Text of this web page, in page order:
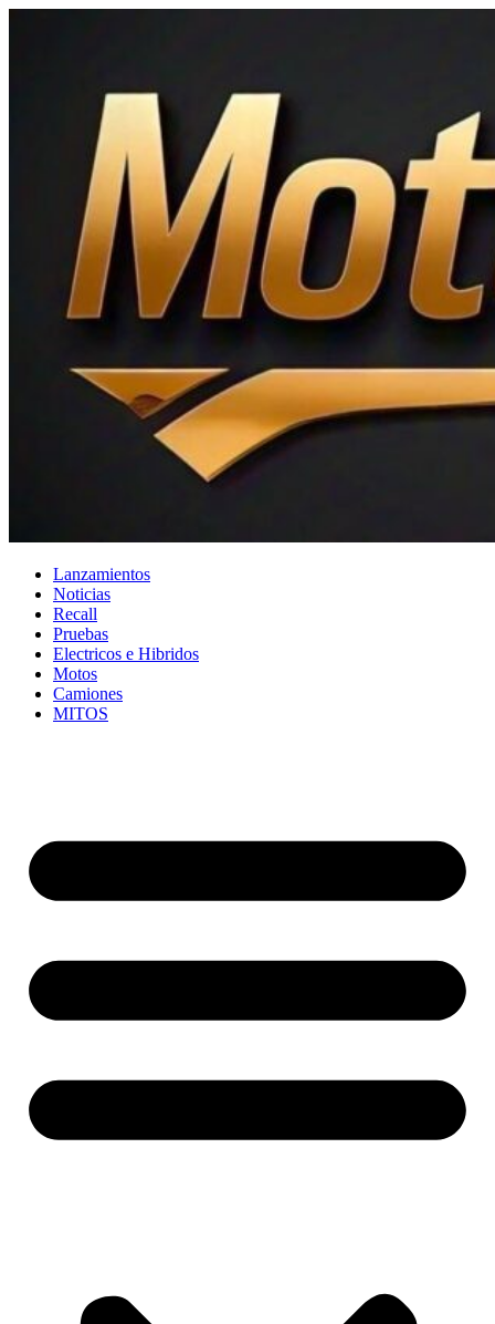
Lanzamientos
Noticias
Recall
Pruebas
Electricos e Hibridos
Motos
Camiones
MITOS